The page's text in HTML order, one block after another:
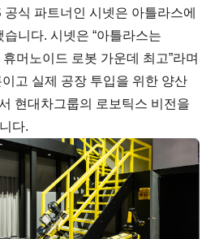
공식 파트너인 시넷은 아틀라스에
습니다. 시넷은 “아틀라스는
머노이드 로봇 가운데 최고”라며
고 실제 공장 투입을 위한 양산
현대차그룹의 로보틱스 비전을
다.